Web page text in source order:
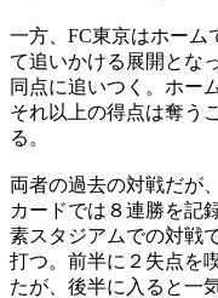
一方、FC東京はホーム
て追いかける展開とな
同点に追いつく。ホー
それ以上の得点は奪う
る。
両者の過去の対戦だが
カードでは８連勝を記
素スタジアムでの対戦
打つ。前半に２失点を
たが、後半に入ると一